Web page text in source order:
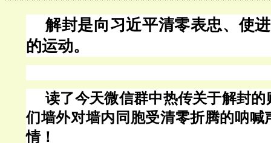
解封是向习近平清零表忠、使
的运动。
读了今天微信群中热传关于解封
们墙外对墙内同胞受清零折腾的呐喊
情！